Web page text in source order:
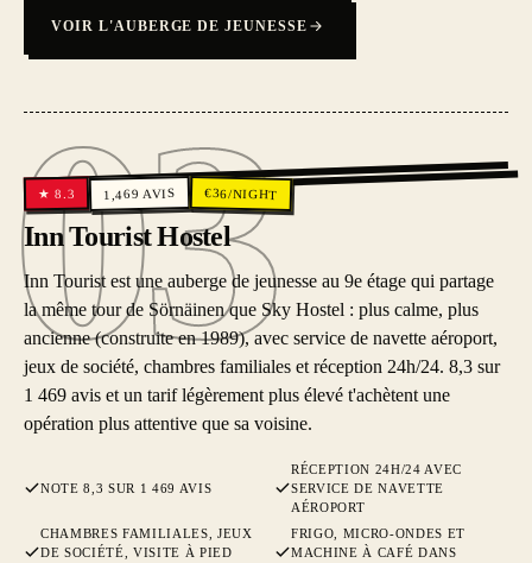
VOIR L'AUBERGE DE JEUNESSE
03
03
★8.3 1,469 AVIS €36/NIGHT
Inn Tourist Hostel
Inn Tourist est une auberge de jeunesse au 9e étage qui partage
la même tour de Sörnäinen que Sky Hostel : plus calme, plus
ancienne (construite en 1989), avec service de navette aéroport,
jeux de société, chambres familiales et réception 24h/24. 8,3 sur
1 469 avis et un tarif légèrement plus élevé t'achètent une
opération plus attentive que sa voisine.
NOTE 8,3 SUR 1 469 AVIS
RÉCEPTION 24H/24 AVEC
SERVICE DE NAVETTE
AÉROPORT
CHAMBRES FAMILIALES, JEUX
DE SOCIÉTÉ, VISITE À PIED
FRIGO, MICRO-ONDES ET
MACHINE À CAFÉ DANS